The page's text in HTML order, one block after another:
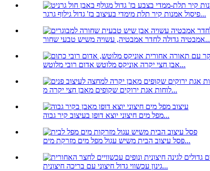
פיסול אמנות קיר תלת מימדי בעיצוב בז' גדול גילוף גרגר...
אמבטיה גדולה לחדר אמבטיה, עשויה משיש טבעי שחור...
אבן חצי יקרה אוניקס מלוטש אדום רובי מלוטש...
לוחות אגת ירוקים שקופים מאבן חצי יקרה מ...
מפל מים חיצוני יוצא דופן בעיצוב קיר גבוה...
פסל עיצוב הבית משיש עגול מפל מים מזרקת מים...
גינון עכשווי גדול חיצוני עם בריכה חיצונית...